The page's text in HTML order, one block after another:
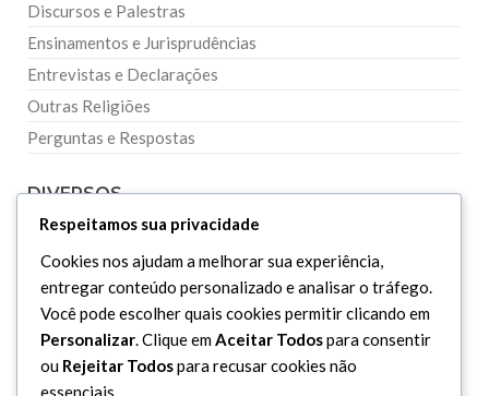
Discursos e Palestras
Ensinamentos e Jurisprudências
Entrevistas e Declarações
Outras Religiões
Perguntas e Respostas
DIVERSOS
Curiosidades
Dicionário Islâmico
Downloads
Respeitamos sua privacidade
Cookies nos ajudam a melhorar sua experiência,
entregar conteúdo personalizado e analisar o tráfego.
Você pode escolher quais cookies permitir clicando em
Personalizar. Clique emAceitar Todospara consentir
ou Rejeitar Todospara recusar cookies não
essenciais.